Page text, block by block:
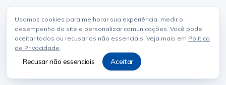
Usamos cookies para melhorar sua experiência, medir o
desempenho do site e personalizar comunicações. Você pode
aceitar todos ou recusar os não essenciais. Veja mais em Política
de Privacidade.
Recusar não essenciais Aceitar